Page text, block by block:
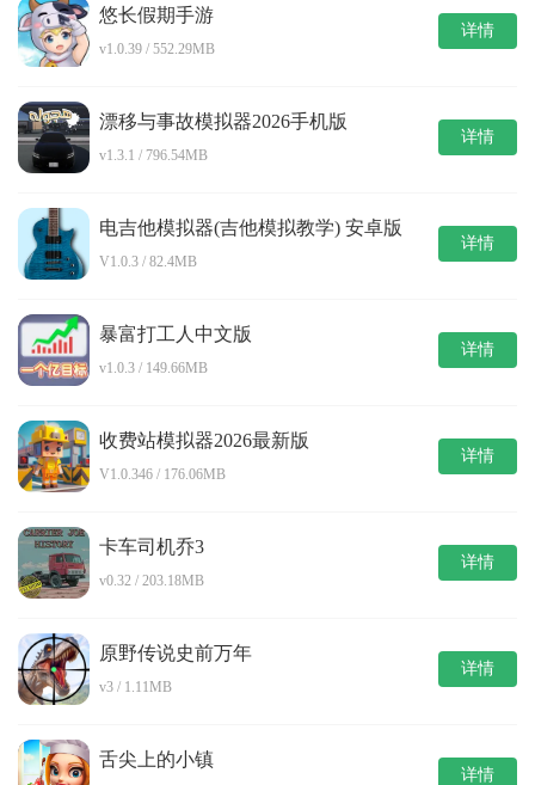
悠长假期手游
v1.0.39 / 552.29MB
详情
漂移与事故模拟器2026手机版
v1.3.1 / 796.54MB
详情
电吉他模拟器(吉他模拟教学) 安卓版
V1.0.3 / 82.4MB
详情
暴富打工人中文版
v1.0.3 / 149.66MB
详情
收费站模拟器2026最新版
V1.0.346 / 176.06MB
详情
卡车司机乔3
v0.32 / 203.18MB
详情
原野传说史前万年
v3 / 1.11MB
详情
舌尖上的小镇
详情